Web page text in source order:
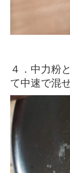
４．中力粉
て中速で混